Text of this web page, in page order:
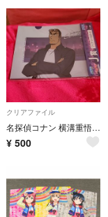
クリアファイル
名探偵コナン 横溝重悟 クリアファイル
¥ 500